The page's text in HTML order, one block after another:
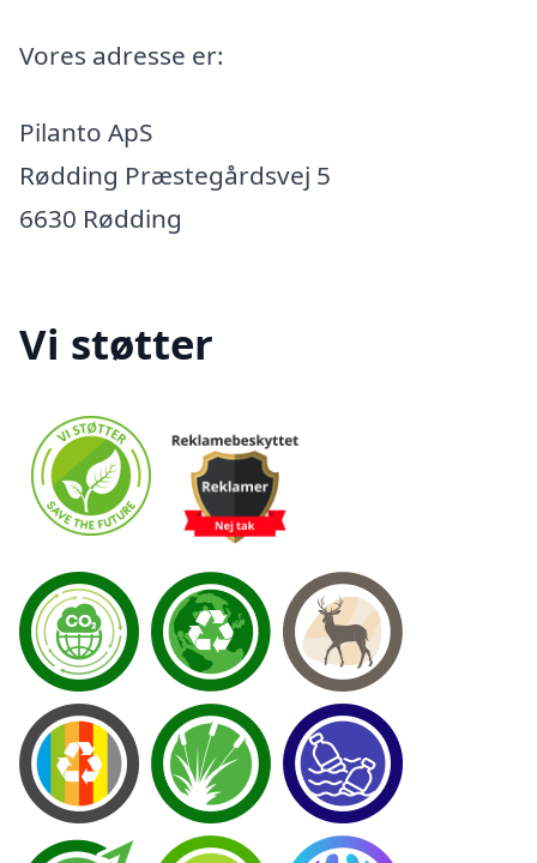
Vores adresse er:
Pilanto ApS
Rødding Præstegårdsvej 5
6630 Rødding
Vi støtter